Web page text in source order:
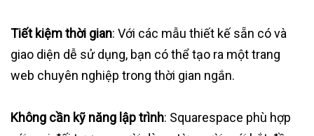
Tiết kiệm thời gian: Với các mẫu thiết kế sẵn có và
giao diện dễ sử dụng, bạn có thể tạo ra một trang
web chuyên nghiệp trong thời gian ngắn.
Không cần kỹ năng lập trình: Squarespace phù hợp